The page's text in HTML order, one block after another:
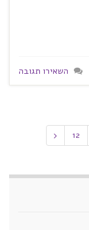
השאירו תגובה
12